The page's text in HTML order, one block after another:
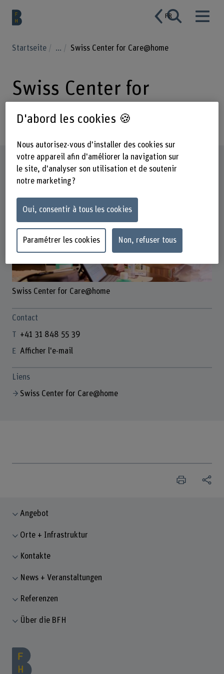
FR
Startseite ... Swiss Center for Care@home
Swiss Center for
Care@home
Profil
Swiss Center for Care@home
Contact
+41 31 848 55 39
Afficher l'e-mail
Liens
Swiss Center for Care@home
Angebot
Orte + Infrastruktur
Kontakte
News + Veranstaltungen
Referenzen
Über die BFH
D'abord les cookies 🍪
Nous autorisez-vous d'installer des cookies sur
votre appareil afin d'améliorer la navigation sur
le site, d'analyser son utilisation et de soutenir
notre marketing ?
Oui, consentir à tous les cookies
Paramétrer les cookies Non, refuser tous